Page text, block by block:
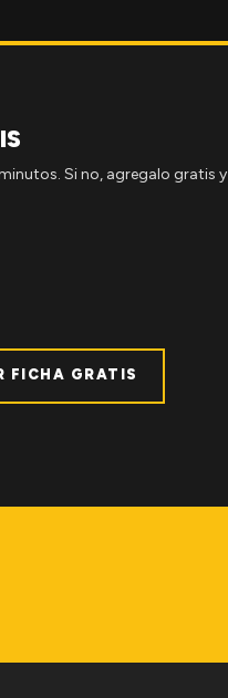
Si no, agregalo gratis y
FICHA GRATIS